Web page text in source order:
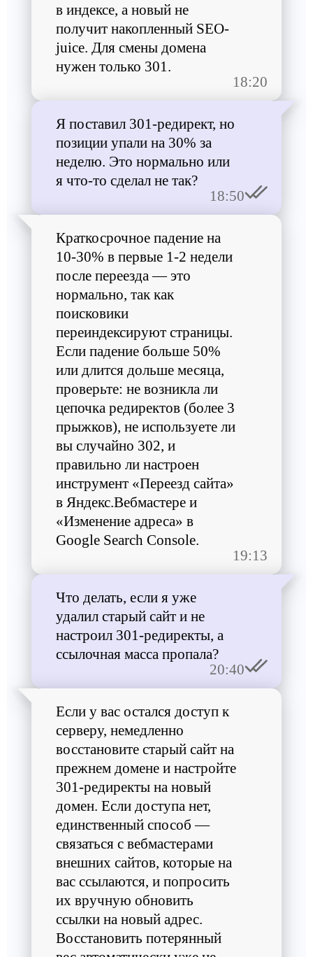
в индексе, а новый не
получит накопленный SEO-
juice. Для смены домена
нужен только 301.
18:20
Я поставил 301-редирект, но
позиции упали на 30% за
неделю. Это нормально или
я что-то сделал не так?
18:50
Краткосрочное падение на
10-30% в первые 1-2 недели
после переезда — это
нормально, так как
поисковики
переиндексируют страницы.
Если падение больше 50%
или длится дольше месяца,
проверьте: не возникла ли
цепочка редиректов (более 3
прыжков), не используете ли
вы случайно 302, и
правильно ли настроен
инструмент «Переезд сайта»
в Яндекс.Вебмастере и
«Изменение адреса» в
Google Search Console.
19:13
Что делать, если я уже
удалил старый сайт и не
настроил 301-редиректы, а
ссылочная масса пропала?
20:40
Если у вас остался доступ к
серверу, немедленно
восстановите старый сайт на
прежнем домене и настройте
301-редиректы на новый
домен. Если доступа нет,
единственный способ —
связаться с вебмастерами
внешних сайтов, которые на
вас ссылаются, и попросить
их вручную обновить
ссылки на новый адрес.
Восстановить потерянный